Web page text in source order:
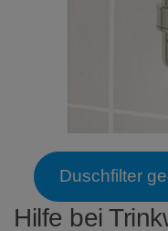
Duschfilter
Hilfe bei